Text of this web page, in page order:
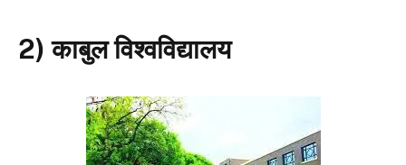
2) काबुल विश्वविद्यालय